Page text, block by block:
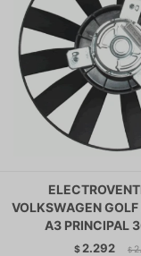
VOLKSWAGEN
A3 PRINCIPAL
$ 2.292 $